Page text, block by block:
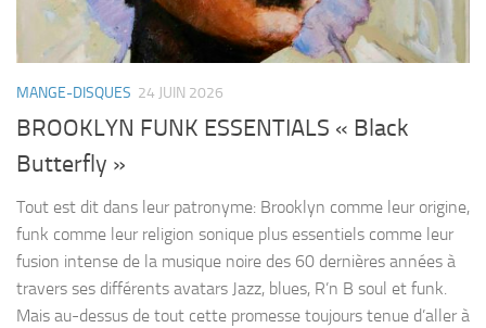
MANGE-DISQUES 24 JUIN 2026
BROOKLYN FUNK ESSENTIALS « Black
Butterfly »
Tout est dit dans leur patronyme: Brooklyn comme leur origine,
funk comme leur religion sonique plus essentiels comme leur
fusion intense de la musique noire des 60 dernières années à
travers ses différents avatars Jazz, blues, R’n B soul et funk.
Mais au-dessus de tout cette promesse toujours tenue d’aller à